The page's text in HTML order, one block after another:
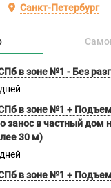
Санкт-Петербург
в зоне №1 - Без
дней
в зоне №1 +
занос в частный дом
30 м)
дней
в зоне №1 +